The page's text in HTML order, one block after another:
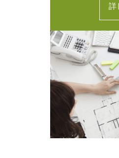
詳